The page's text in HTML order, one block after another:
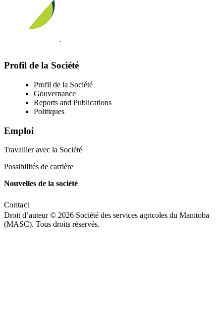
Profil de la Société
Profil de la Société
Gouvernance
Reports and Publications
Politiques
Emploi
Travailler avec la Société
Possibilités de carrière
Nouvelles de la société
Contact
Droit d’auteur © 2026 Société des services agricoles du Manitoba
(MASC). Tous droits réservés.